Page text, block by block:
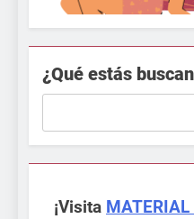
¿Qué estás
¡Visita MATERIAL